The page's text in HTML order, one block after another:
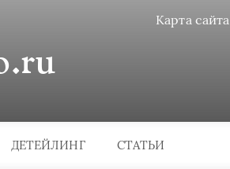
Карта сайта
ДЕТЕЙЛИНГ СТАТЬИ